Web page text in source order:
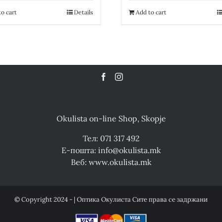
16,000.00 ден.8,000.00 ден.
cart Details
12,300.00
Add to cart
Okulista on-line Shop, Skopje
Тел: 071 317 492
Е-пошта: info@okulista.mk
Веб: www.okulista.mk
© Copyright 2024 - | Оптика Окулиста Сите права се задржани